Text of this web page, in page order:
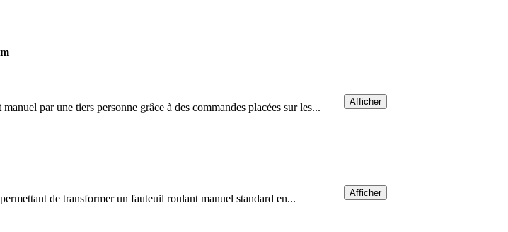
par une tiers personne grâce à des commandes placées sur les...
Afficher
de transformer un fauteuil roulant manuel standard en...
Afficher